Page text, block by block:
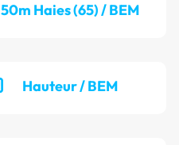
50m Haies (65) / BEM
Hauteur / BEM